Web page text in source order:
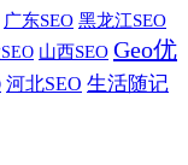
广东SEO 黑龙江SEO
山西SEO Geo优
河北SEO 生活随记